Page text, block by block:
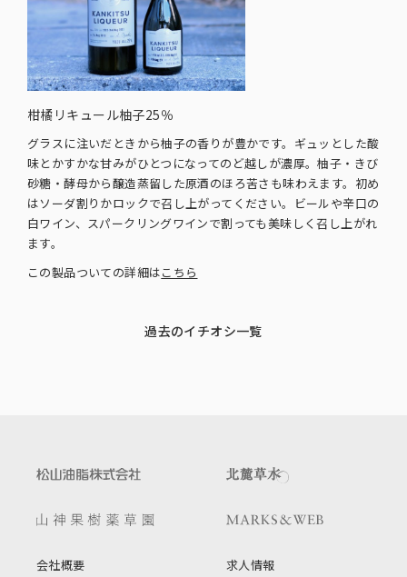
柑橘リキュール柚子25％
グラスに注いだときから柚子の香りが豊かです。ギュッとした酸
味とかすかな甘みがひとつになってのど越しが濃厚。柚子・きび
砂糖・酵母から醸造蒸留した原酒のほろ苦さも味わえます。初め
はソーダ割りかロックで召し上がってください。ビールや辛口の
白ワイン、スパークリングワインで割っても美味しく召し上がれ
ます。
この製品ついての詳細はこちら
過去のイチオシ一覧
会社概要 求人情報